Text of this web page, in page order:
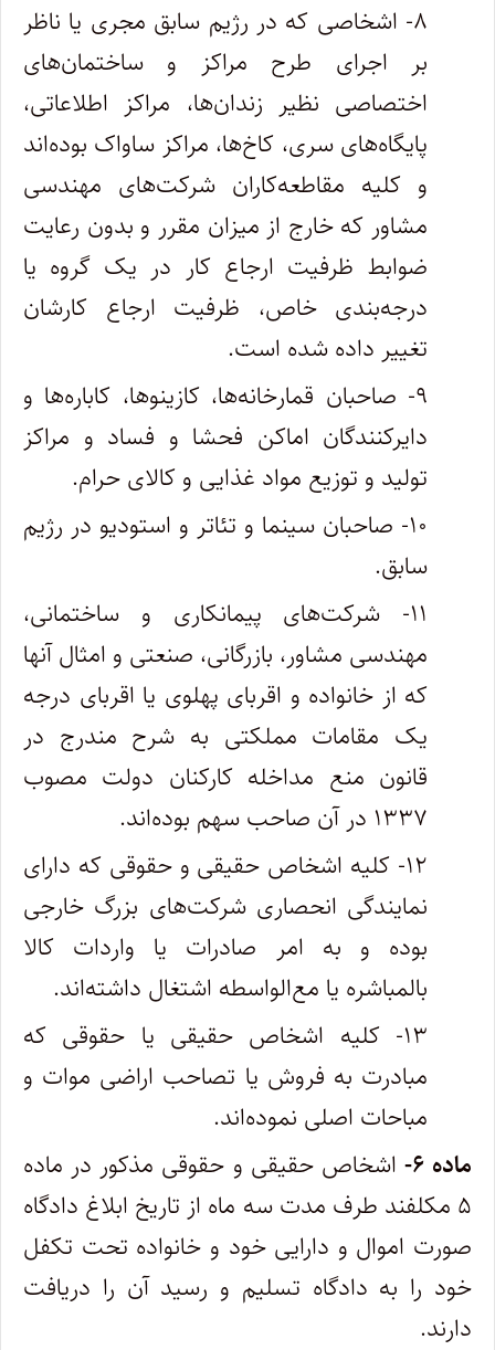
۸- اشخاصی که در رژیم سابق مجری یا ناظر
بر اجرای طرح مراکز و ساختمان‌های
اختصاصی نظیر زندان‌ها، مراکز اطلاعاتی،
پایگاه‌های سری، کاخ‌ها، مراکز ساواک بوده‌اند
و کلیه مقاطعه‌کاران شرکت‌های مهندسی
مشاور که خارج از میزان مقرر و بدون رعایت
ضوابط ظرفیت ارجاع کار در یک گروه یا
درجه‌بندی خاص، ظرفیت ارجاع کارشان
تغییر داده شده است.
۹- صاحبان قمارخانه‌ها، کازینوها، کاباره‌ها و
دایرکنندگان اماکن فحشا و فساد و مراکز
تولید و توزیع مواد غذایی و کالای حرام.
۱۰- صاحبان سینما و تئاتر و استودیو در رژیم
سابق.
۱۱- شرکت‌های پیمانکاری و ساختمانی،
مهندسی مشاور، بازرگانی، صنعتی و امثال آنها
که از خانواده و اقربای پهلوی یا اقربای درجه
یک مقامات مملکتی به شرح مندرج در
قانون منع مداخله کارکنان دولت مصوب
۱۳۳۷ در آن صاحب سهم بوده‌اند.
۱۲- کلیه اشخاص حقیقی و حقوقی که دارای
نمایندگی انحصاری شرکت‌های بزرگ خارجی
بوده و به امر صادرات یا واردات کالا
بالمباشره یا مع‌الواسطه اشتغال داشته‌اند.
۱۳- کلیه اشخاص حقیقی یا حقوقی که
مبادرت به فروش یا تصاحب اراضی موات و
مباحات اصلی نموده‌اند.
ماده ۶-
اشخاص حقیقی و حقوقی مذکور در ماده
۵ مکلفند طرف مدت سه ماه از تاریخ ابلاغ دادگاه
صورت اموال و دارایی خود و خانواده تحت تکفل
خود را به دادگاه تسلیم و رسید آن را دریافت
دارند.